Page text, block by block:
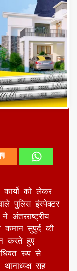
को लेकर
पुलिस इंस्पेक्टर
अंतरराष्ट्रीय
कमान सुपुर्द की
करते हुए
रूप से
सह